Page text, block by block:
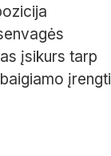
įsikurs tarp
įrengti